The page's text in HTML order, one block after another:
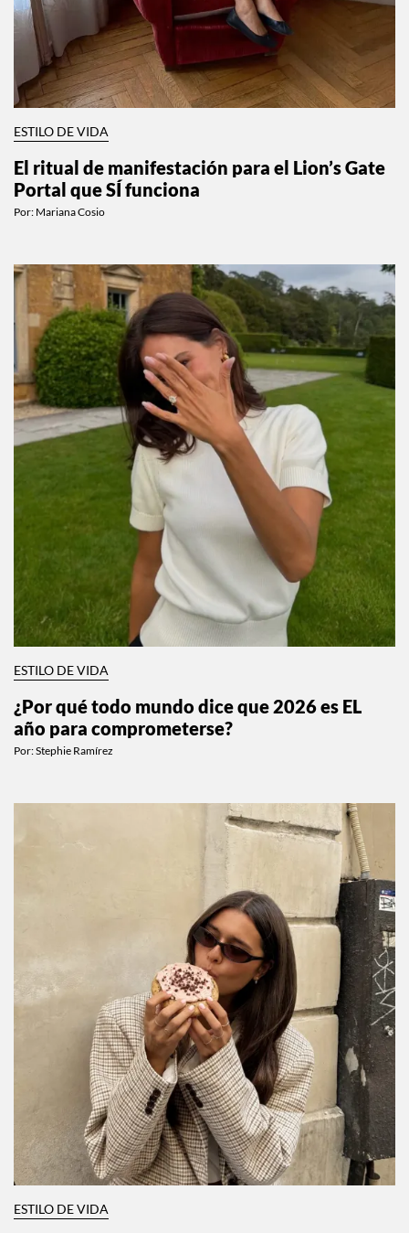
ESTILO DE VIDA
El ritual de manifestación para el Lion’s Gate
Portal que SÍ funciona
Por: Mariana Cosio
ESTILO DE VIDA
¿Por qué todo mundo dice que 2026 es EL
año para comprometerse?
Por:Stephie Ramírez
ESTILO DE VIDA